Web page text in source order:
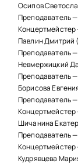
Осипов
Преподаватель
Павлин Дмитрий
Преподаватель
Невмержицкий
Преподаватель
Борисова
Преподаватель
Концертмейстер
Шичанина
Преподаватель
Кудрявцева